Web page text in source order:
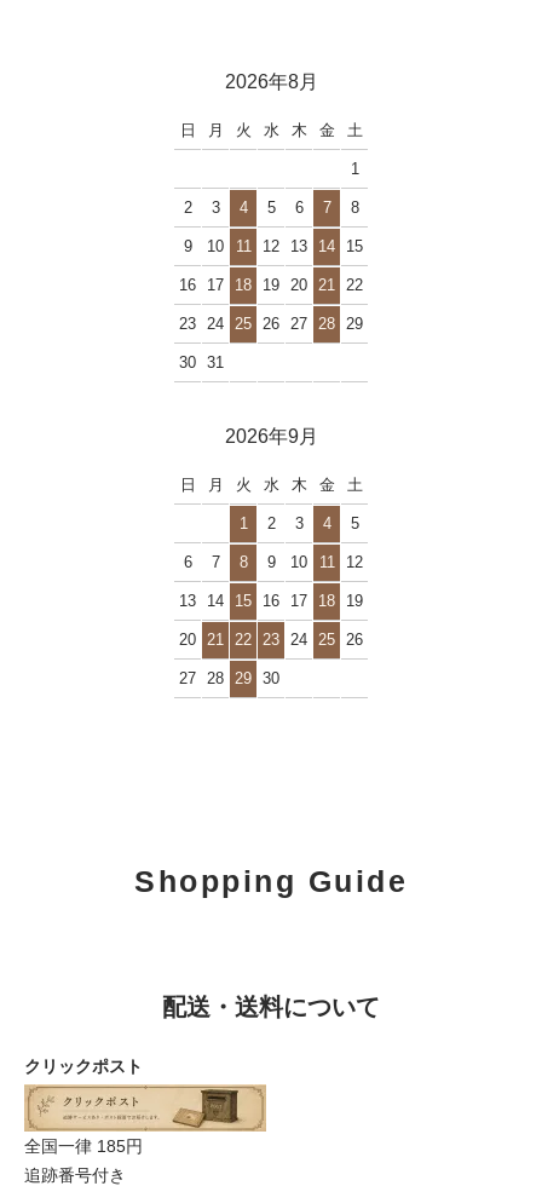
2026年8月
日 月 火 水 木 金 土
1
2 3 4 5 6 7 8
9 10 11 12 13 14 15
16 17 18 19 20 21 22
23 24 25 26 27 28 29
30 31
2026年9月
日 月 火 水 木 金 土
1 2 3 4 5
6 7 8 9 10 11 12
13 14 15 16 17 18 19
20 21 22 23 24 25 26
27 28 29 30
Shopping Guide
配送・送料について
クリックポスト
全国一律 185円
追跡番号付き